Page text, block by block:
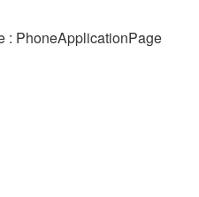
: PhoneApplicationPage